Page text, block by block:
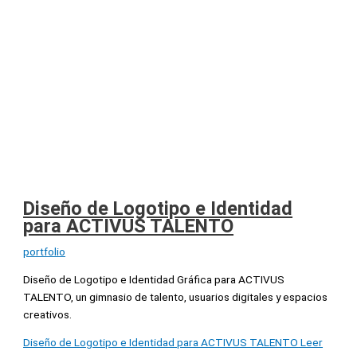
Diseño de Logotipo e Identidad
para ACTIVUS TALENTO
portfolio
Diseño de Logotipo e Identidad Gráfica para ACTIVUS
TALENTO, un gimnasio de talento, usuarios digitales y espacios
creativos.
Diseño de Logotipo e Identidad para ACTIVUS TALENTO Leer